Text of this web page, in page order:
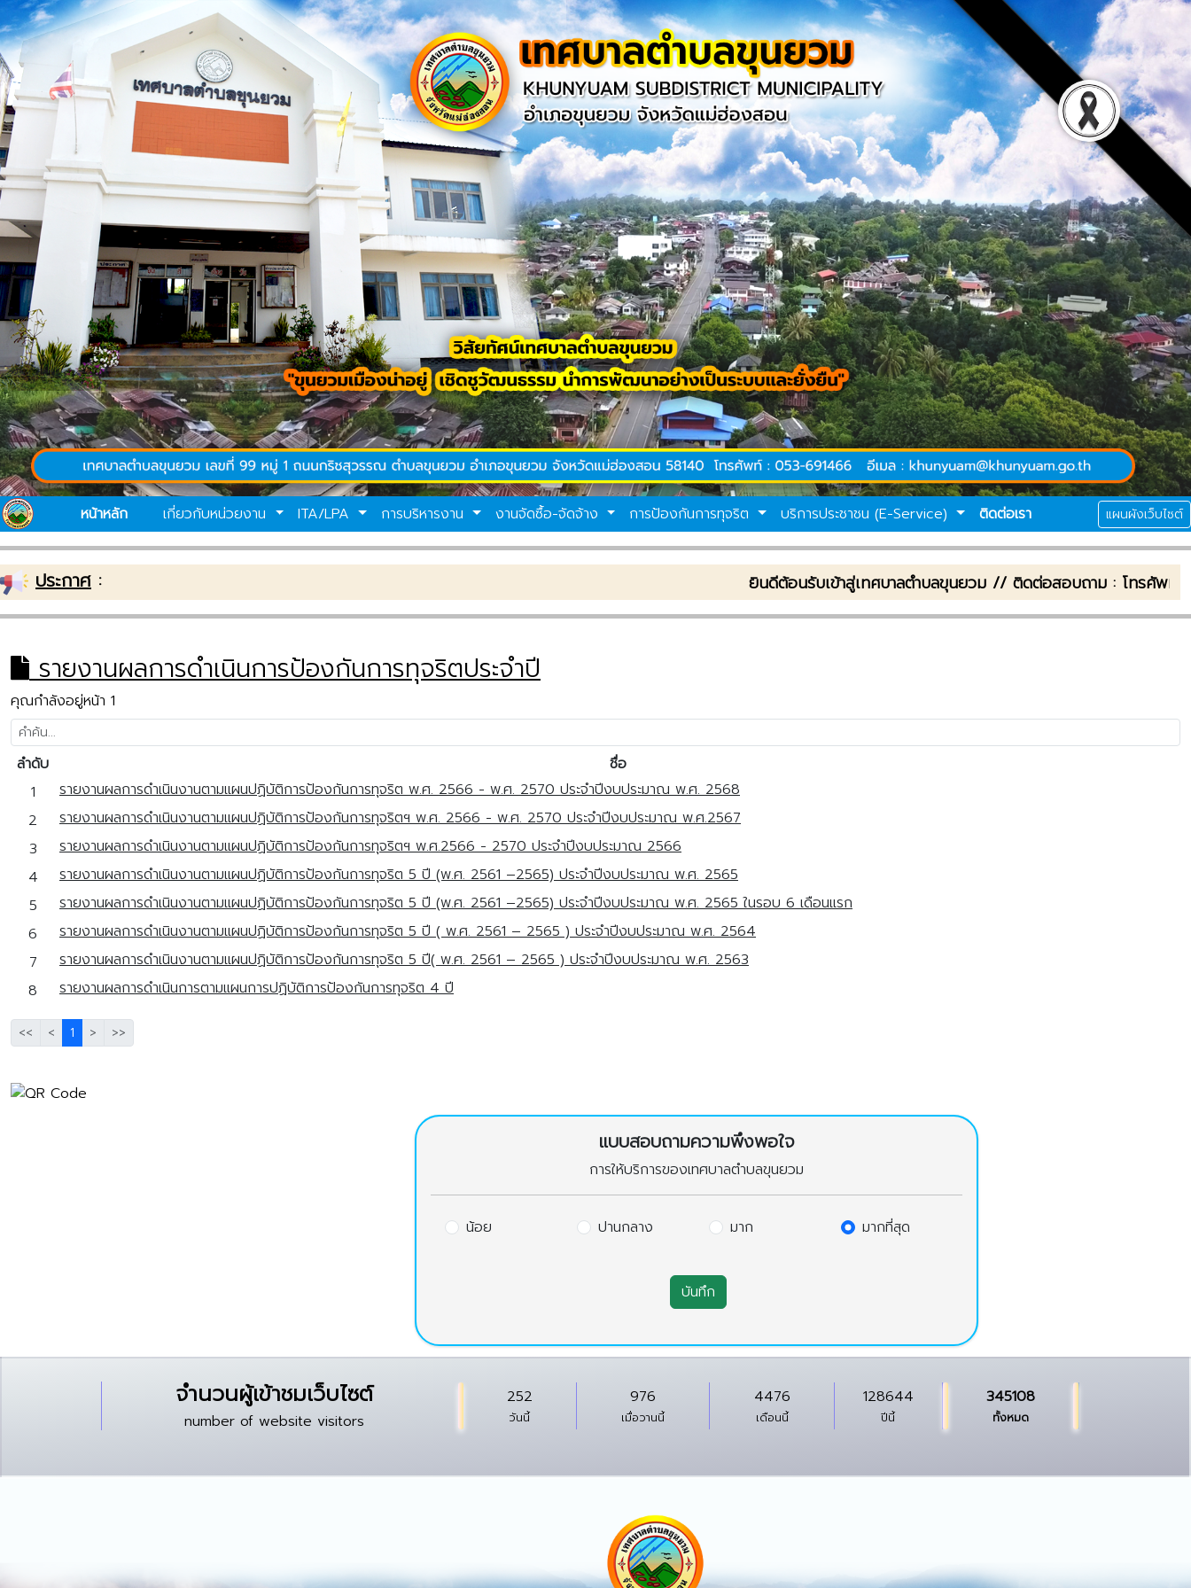
หน้าหลัก เกี่ยวกับหน่วยงาน ITA/LPA การบริหารงาน งานจัดซื้อ-จัดจ้าง การป้องกันการทุจริต บริการประชาชน (E-Service) ติดต่อเรา แผนผังเว็บไซต์
ประกาศ : ยินดีต้อนรับเข้าสู่เทศบาลตำบลขุนยวม // ติดต่อสอบถาม : โทรศัพท์ : 0-
รายงานผลการดำเนินการป้องกันการทุจริตประจำปี
คุณกำลังอยู่หน้า 1
ลำดับ
ชื่อ
1
รายงานผลการดำเนินงานตามแผนปฏิบัติการป้องกันการทุจริต พ.ศ. 2566 - พ.ศ. 2570 ประจำปีงบประมาณ พ.ศ. 2568
2
รายงานผลการดำเนินงานตามแผนปฏิบัติการป้องกันการทุจริตฯ พ.ศ. 2566 - พ.ศ. 2570 ประจำปีงบประมาณ พ.ศ.2567
3
รายงานผลการดำเนินงานตามแผนปฏิบัติการป้องกันการทุจริตฯ พ.ศ.2566 - 2570 ประจำปีงบประมาณ 2566
4
รายงานผลการดำเนินงานตามแผนปฏิบัติการป้องกันการทุจริต 5 ปี (พ.ศ. 2561 –2565) ประจำปีงบประมาณ พ.ศ. 2565
5
รายงานผลการดำเนินงานตามแผนปฏิบัติการป้องกันการทุจริต 5 ปี (พ.ศ. 2561 –2565) ประจำปีงบประมาณ พ.ศ. 2565 ในรอบ 6 เดือนแรก
6
รายงานผลการดำเนินงานตามแผนปฏิบัติการป้องกันการทุจริต 5 ปี ( พ.ศ. 2561 – 2565 ) ประจำปีงบประมาณ พ.ศ. 2564
7
รายงานผลการดำเนินงานตามแผนปฏิบัติการป้องกันการทุจริต 5 ปี( พ.ศ. 2561 – 2565 ) ประจำปีงบประมาณ พ.ศ. 2563
8
รายงานผลการดำเนินการตามแผนการปฏิบัติการป้องกันการทุจริต 4 ปี
<< < 1 > >>
แบบสอบถามความพึงพอใจ
การให้บริการของเทศบาลตำบลขุนยวม
น้อย ปานกลาง มาก มากที่สุด
บันทึก
จำนวนผู้เข้าชมเว็บไซต์
number of website visitors วันนี้
252
เมื่อวานนี้
976
เดือนนี้
4476
ปีนี้
128644
ทั้งหมด
345108